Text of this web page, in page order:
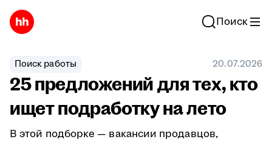
Поиск
Поиск работы 20.07.2026
25 предложений для тех, кто
ищет подработку на лето
В этой подборке — вакансии продавцов,